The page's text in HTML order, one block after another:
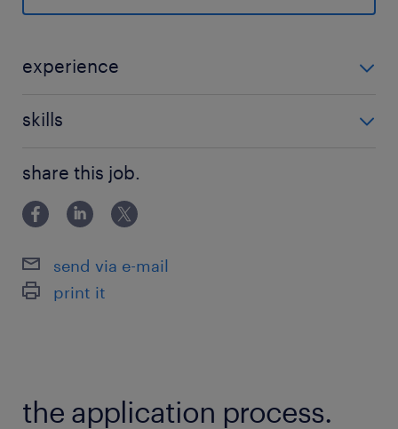
どありません♪コールセンターから事務へ転職し
地下鉄／さっぽろ駅（徒歩1分）
地下鉄／大通駅（徒歩8分）
休日休暇
週5日勤務（シフト制） ※休み希望の申請も
OK！
experience
がある方、大歓迎！
skills
share this job.
send via e-mail
print it
the application process.